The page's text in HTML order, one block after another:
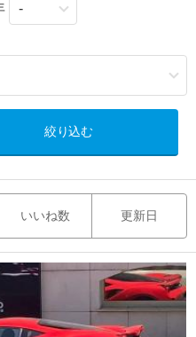
いいね数 更新日